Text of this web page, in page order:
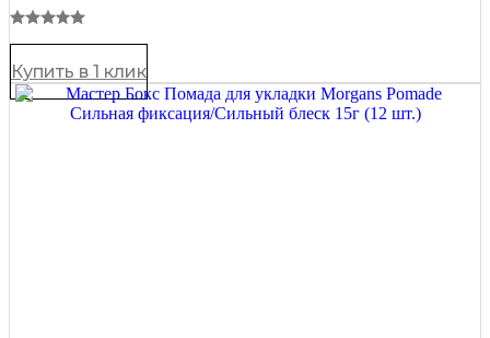
Купить в 1 клик